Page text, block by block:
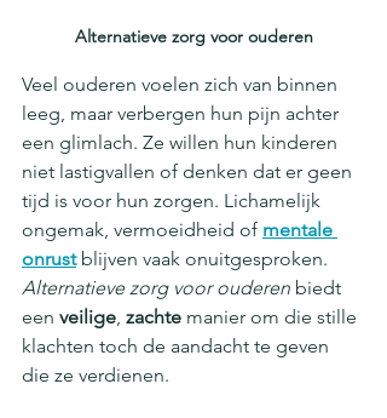
Alternatieve zorg voor ouderen
Veel ouderen voelen zich van binnen
leeg, maar verbergen hun pijn achter
een glimlach. Ze willen hun kinderen
niet lastigvallen of denken dat er geen
tijd is voor hun zorgen. Lichamelijk
ongemak, vermoeidheid of mentale
onrust blijven vaak onuitgesproken.
Alternatieve zorg voor ouderen biedt
een veilige, zachte manier om die stille
klachten toch de aandacht te geven
die ze verdienen.